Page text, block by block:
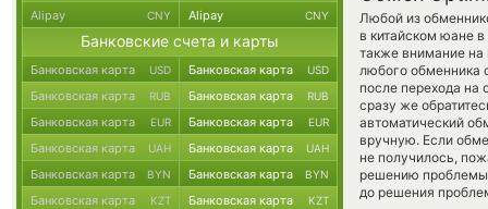
Любой из
в китайском юане
также внимание на
любого обменника
после перехода
сразу же
автоматический
вручную. Если
не получилось,
решению проблемы
до решения
Alipay CNY Alipay CNY
Банковские счета и карты
Банковская карта USD Банковская карта USD
Банковская карта RUB Банковская карта RUB
Банковская карта EUR Банковская карта EUR
Банковская карта UAH Банковская карта UAH
Банковская карта BYN Банковская карта BYN
Банковская карта KZT Банковская карта KZT